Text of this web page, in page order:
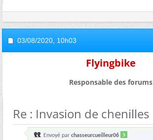
03/08/2020, 10h03
Flyingbike
Responsable des forums
Re : Invasion de chenilles
Envoyé par chasseurcueilleur06